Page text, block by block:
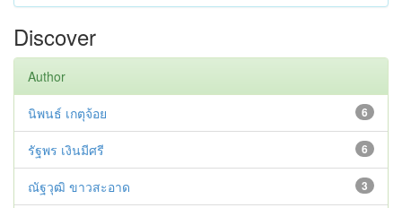
Discover
Author
6
นิพนธ์ เกตุจ้อย
6
รัฐพร เงินมีศรี
3
ณัฐวุฒิ ขาวสะอาด